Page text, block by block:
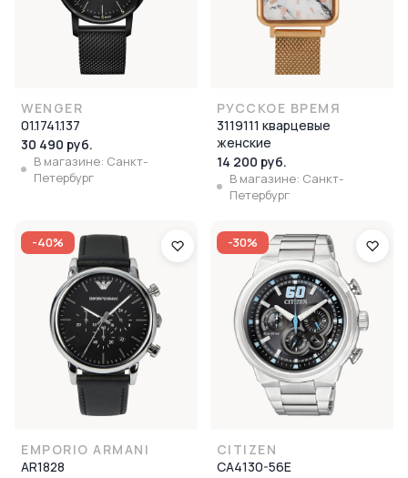
WENGER
01.1741.137
30 490 руб.
В магазине: Санкт-
Петербург
РУССКОЕ ВРЕМЯ
3119111 кварцевые
женские
14 200 руб.
В магазине: Санкт-
Петербург
-40%
EMPORIO ARMANI
AR1828
-30%
CITIZEN
CA4130-56E